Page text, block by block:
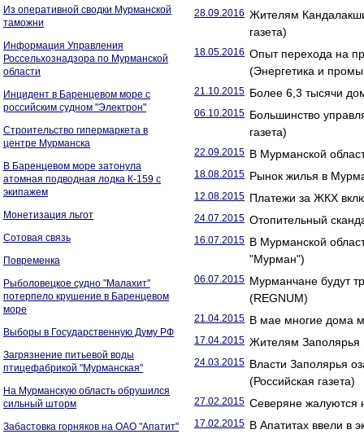
Из оперативной сводки Мурманской
таможни
Информация Управления
Россельхознадзора по Мурманской
области
Инцидент в Баренцевом море с
российским судном "Электрон"
Строительство гипермаркета в
центре Мурманска
В Баренцевом море затонула
атомная подводная лодка К-159 с
экипажем
Монетизация льгот
Сотовая связь
Повременка
Рыболовецкое судно "Малахит"
потерпело крушение в Баренцевом
море
Выборы в Государственную Думу РФ
Загрязнение питьевой воды
птицефабрикой "Мурманская"
На Мурманскую область обрушился
сильный шторм
Забастовка горняков на ОАО "Апатит"
28.09.2016 Жителям
газета)
18.05.2016 Опыт перехода на
(Энергетика и
21.10.2015 Более 6,3 тысячи
06.10.2015 Большинство
газета)
22.09.2015 В Мурманской
18.08.2015 Рынок жилья в
12.08.2015 Платежи за ЖКХ
24.07.2015 Отопительный
16.07.2015 В Мурманской
"Мурман")
06.07.2015 Мурманчане будут
(REGNUM)
21.04.2015 В мае многие дома
17.04.2015 Жителям Заполярья
24.03.2015 Власти Заполярья
(Российская газета)
27.02.2015 Северяне жалуются
17.02.2015 В Апатитах ввели в